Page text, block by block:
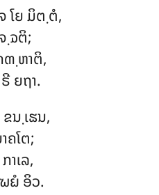
ຍ ມິຕ຺ຕໍ,
ຉຕິ;
ຫາຕິ,
ຍຖາ.
ນ຺ເຘນ,
ຄໂຕ;
າເລ,
ຏໍ ອິວ.